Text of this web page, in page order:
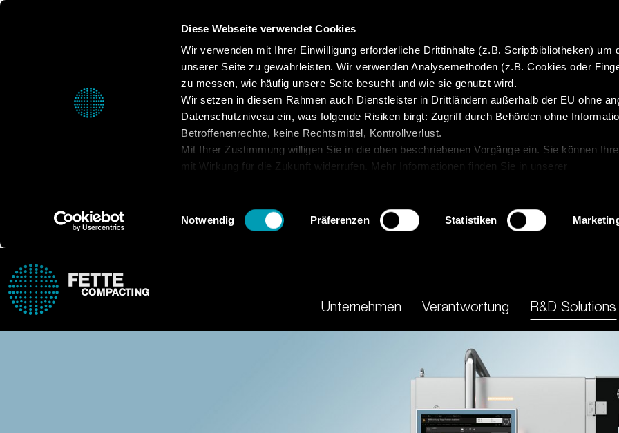
Diese Webseite verwendet Cookies
Wir verwenden mit Ihrer Einwilligung erforderliche Drittinhalte (z.B. Scriptbibliotheken) um
unserer Seite zu gewährleisten. Wir verwenden Analysemethoden (z.B. Cookies oder
zu messen, wie häufig unsere Seite besucht und wie sie genutzt wird.
Wir setzen in diesem Rahmen auch Dienstleister in Drittländern außerhalb der EU ohne
Datenschutzniveau ein, was folgende Risiken birgt: Zugriff durch Behörden ohne
Betroffenenrechte, keine Rechtsmittel, Kontrollverlust.
Mit Ihrer Zustimmung willigen Sie in die oben beschriebenen Vorgänge ein. Sie können
mit Wirkung für die Zukunft widerrufen. Mehr Informationen finden Sie in unserer
Einwilligungsauswahl
Notwendig Präferenzen Statistiken
Unternehmen Verantwortung R&D Solutions